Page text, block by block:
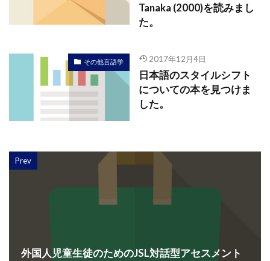
Tanaka (2000)を読みまし
た。
その他言語学 2017年12月4日
日本語のスタイルシフト
についての本を見つけま
した。
Prev
外国人児童生徒のためのJSL対話型アセスメント